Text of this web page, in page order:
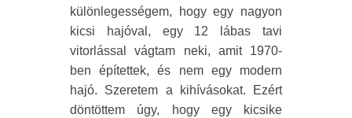
különlegességem, hogy egy nagyon
kicsi hajóval, egy 12 lábas tavi
vitorlással vágtam neki, amit 1970-
ben építettek, és nem egy modern
hajó. Szeretem a kihívásokat. Ezért
döntöttem úgy, hogy egy kicsike